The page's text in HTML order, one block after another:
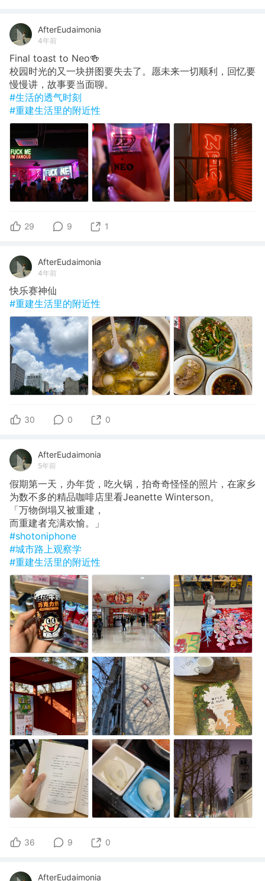
AfterEudaimonia
4年前
Final toast to Neo🍻
校园时光的又一块拼图要失去了。愿未来一切顺利，回忆要
慢慢讲，故事要当面聊。
#生活的透气时刻
#重建生活里的附近性
29 9 1
AfterEudaimonia
4年前
快乐赛神仙
#重建生活里的附近性
30 0 0
AfterEudaimonia
5年前
假期第一天，办年货，吃火锅，拍奇奇怪怪的照片，在家乡
为数不多的精品咖啡店里看Jeanette Winterson。
「万物倒塌又被重建，
而重建者充满欢愉。」
#shotoniphone
#城市路上观察学
#重建生活里的附近性
36 9 0
AfterEudaimonia